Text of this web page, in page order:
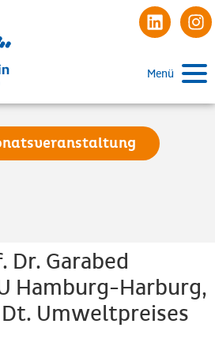
Menü
Dr. Garabed
Hamburg-Harburg,
Umweltpreises